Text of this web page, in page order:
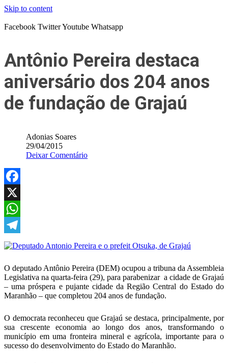
Skip to content
Facebook TwitterYoutube Whatsapp
Antônio Pereira destaca
aniversário dos 204 anos
de fundação de Grajaú
Adonias Soares
29/04/2015
Deixar Comentário
Facebook
X
WhatsApp
Telegram
O deputado Antônio Pereira (DEM) ocupou a tribuna da Assembleia
Legislativa na quarta-feira (29), para parabenizar a cidade de Grajaú
– uma próspera e pujante cidade da Região Central do Estado do
Maranhão – que completou 204 anos de fundação.
O democrata reconheceu que Grajaú se destaca, principalmente, por
sua crescente economia ao longo dos anos, transformando o
município em uma fronteira mineral e agrícola, importante para o
sucesso do desenvolvimento do Estado do Maranhão.